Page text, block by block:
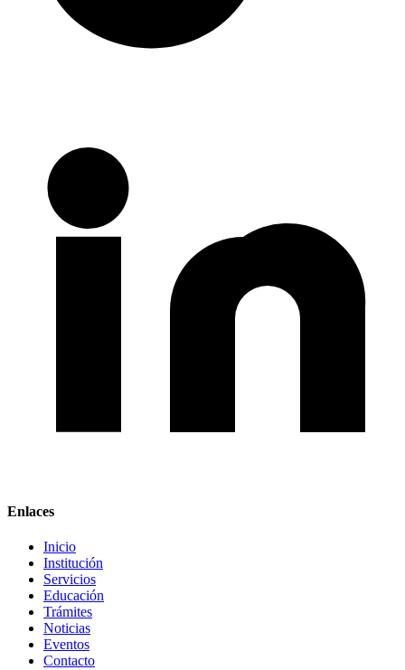
Enlaces
Inicio
Institución
Servicios
Educación
Trámites
Noticias
Eventos
Contacto